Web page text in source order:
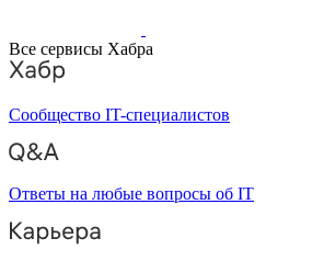
Все сервисы Хабра
Сообщество IT-специалистов
Ответы на любые вопросы об IT